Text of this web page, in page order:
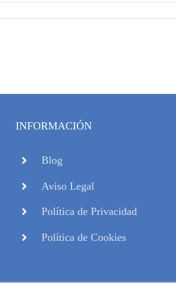
INFORMACIÓN
Blog
Aviso Legal
Política de Privacidad
Política de Cookies